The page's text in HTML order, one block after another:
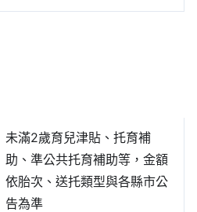
未滿2歲育兒津貼、托育補
助、準公共托育補助等，金額
依胎次、送托類型與各縣市公
告為準